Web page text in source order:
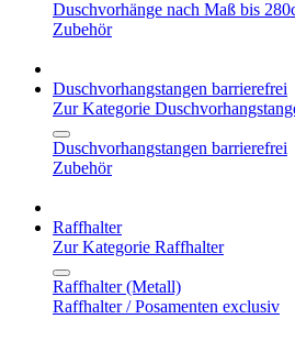
Duschvorhänge nach Maß bis
Zubehör
Duschvorhangstangen barrierefrei
Zur Kategorie
Duschvorhangstangen barrierefrei
Zubehör
Raffhalter
Zur Kategorie Raffhalter
Raffhalter (Metall)
Raffhalter / Posamenten exclusiv